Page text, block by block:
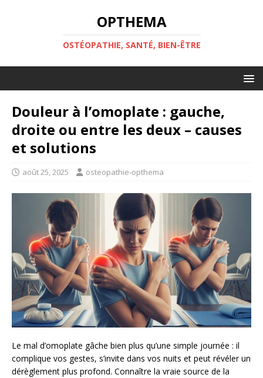
OPTHEMA
OSTÉOPATHIE, SANTÉ, BIEN-ÊTRE
Douleur à l’omoplate : gauche,
droite ou entre les deux – causes
et solutions
août 25, 2025 osteopathie-opthema
Le mal d’omoplate gâche bien plus qu’une simple journée : il
complique vos gestes, s’invite dans vos nuits et peut révéler un
dérèglement plus profond. Connaître la vraie source de la